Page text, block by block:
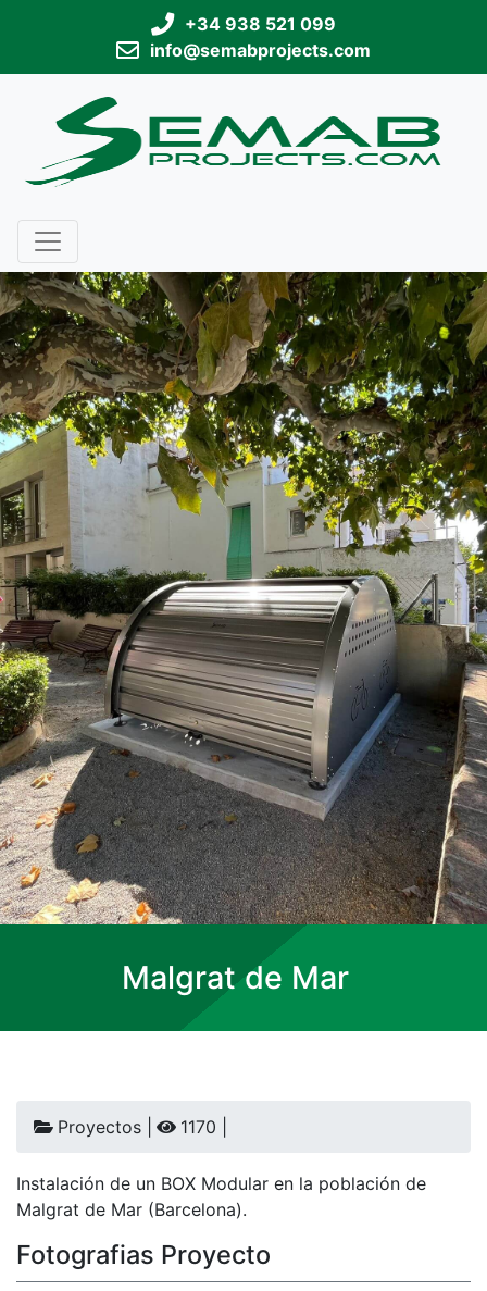
+34 938 521 099
info@semabprojects.com
Malgrat de Mar
Proyectos | 1170 |
Instalación de un BOX Modular en la población de
Malgrat de Mar (Barcelona).
Fotografias Proyecto